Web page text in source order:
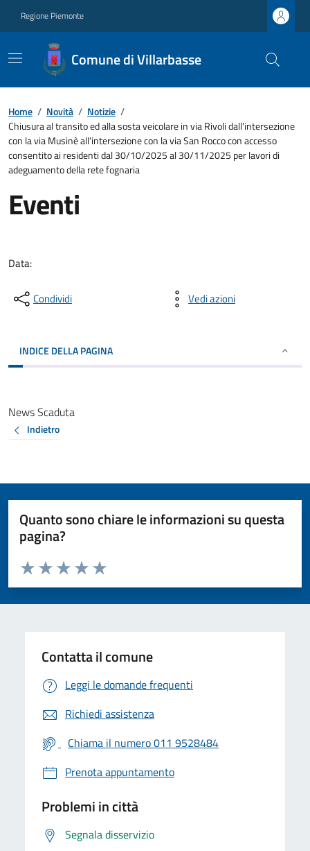
Regione Piemonte
Comune di Villarbasse
Home / Novità / Notizie /
Chiusura al transito ed alla sosta veicolare in via Rivoli dall'intersezione
con la via Musinè all'intersezione con la via San Rocco con accesso
consentito ai residenti dal 30/10/2025 al 30/11/2025 per lavori di
adeguamento della rete fognaria
Eventi
Data:
Condividi Vedi azioni
INDICE DELLA PAGINA
News Scaduta
Indietro
Quanto sono chiare le informazioni su questa
pagina?
Valuta da 1 a 5 stelle la pagina
Valuta 5 stelle su 5
Valuta 4 stelle su 5
Valuta 3 stelle su 5
Valuta 2 stelle su 5
Valuta 1 stelle su 5
Contatta il comune
Leggi le domande frequenti
Richiedi assistenza
Chiama il numero 011 9528484
Prenota appuntamento
Problemi in città
Segnala disservizio